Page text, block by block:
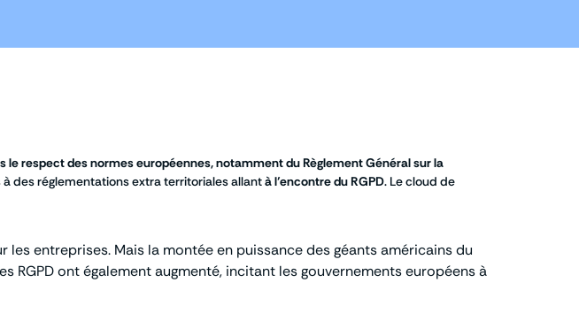
le respect des normes européennes, notamment duRèglement Général sur la
des réglementations extra territoriales allantà l’encontre du RGPD. Le cloud de
entreprises. Mais la montée en puissance des géants américains du
ont également augmenté, incitant les gouvernements européens à